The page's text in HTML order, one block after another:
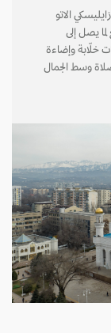
الاتو
يصل إلى
خلّابة وإضاءة
وسط الجمال